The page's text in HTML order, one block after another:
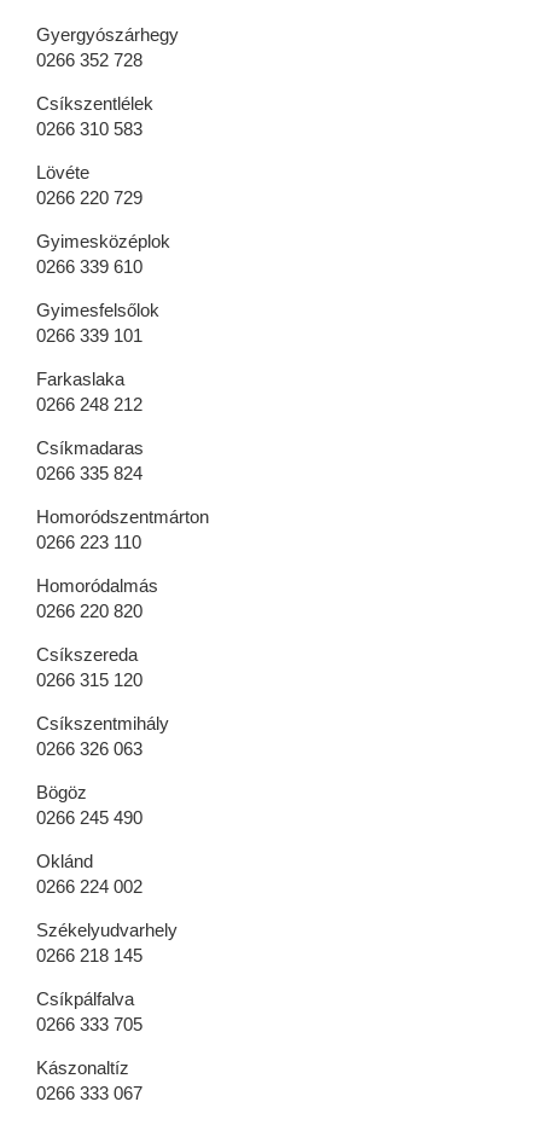
Gyergyószárhegy
0266 352 728
Csíkszentlélek
0266 310 583
Lövéte
0266 220 729
Gyimesközéplok
0266 339 610
Gyimesfelsőlok
0266 339 101
Farkaslaka
0266 248 212
Csíkmadaras
0266 335 824
Homoródszentmárton
0266 223 110
Homoródalmás
0266 220 820
Csíkszereda
0266 315 120
Csíkszentmihály
0266 326 063
Bögöz
0266 245 490
Oklánd
0266 224 002
Székelyudvarhely
0266 218 145
Csíkpálfalva
0266 333 705
Kászonaltíz
0266 333 067